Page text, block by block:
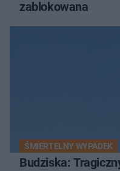
zablokowana
ŚMIERTELNY WYPADEK
Budziska: